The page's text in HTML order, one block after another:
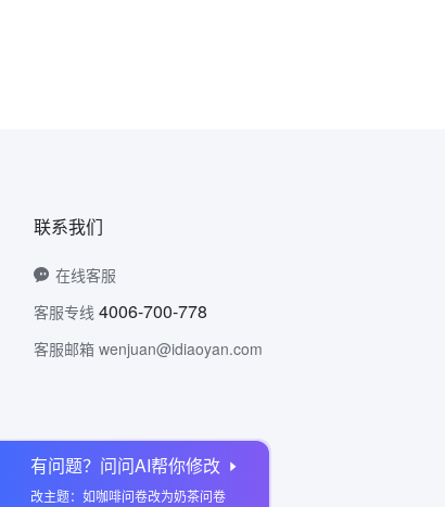
有问题？问问AI帮你修改
改主题：如咖啡问卷改为奶茶问卷
联系我们
在线客服
客服专线 4006-700-778
客服邮箱 wenjuan@idiaoyan.com
问卷网公众号